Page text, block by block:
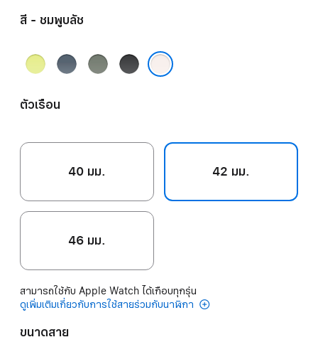
สี - ชมพูบลัช
เหลือง
นีออน
น้ำ
เงิน
อร์บลู
เทา
เขียว
ดำ
ตัวเรือน
40 มม. 42 มม.
46 มม.
สามารถใช้กับ Apple Watch ได้เกือบทุกรุ่น
ดูเพิ่มเติมเกี่ยวกับการใช้สายร่วมกับนาฬิกา
ขนาดสาย